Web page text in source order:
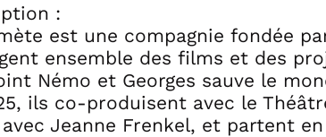
:
est une compagnie fondée
ensemble des films et des
Némo et Georges sauve le
ils co-produisent avec le
Jeanne Frenkel, et partent